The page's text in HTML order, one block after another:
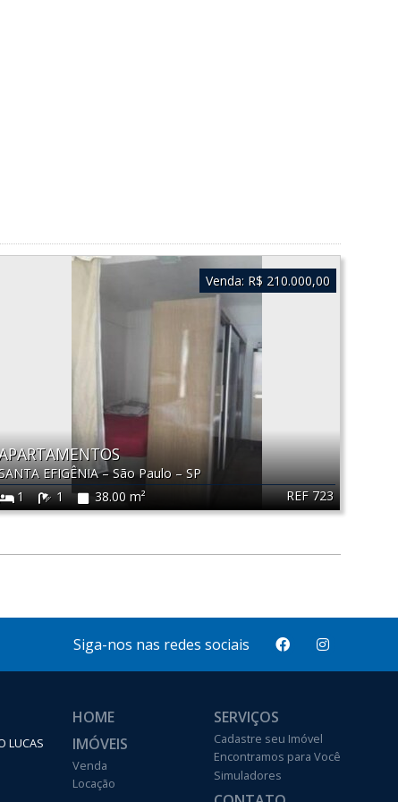
REF 723
EFIGÊNIA–São Paulo –SP
1
1 38.00 m²
Venda: R$ 210.000,00
Siga-nos nas redes sociais
LUCAS
HOME
IMÓVEIS
Venda
Locação
SERVIÇOS
Cadastre seu Imóvel
Encontramos para Você
Simuladores